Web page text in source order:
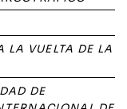
LA VUELTA DE LA
DE